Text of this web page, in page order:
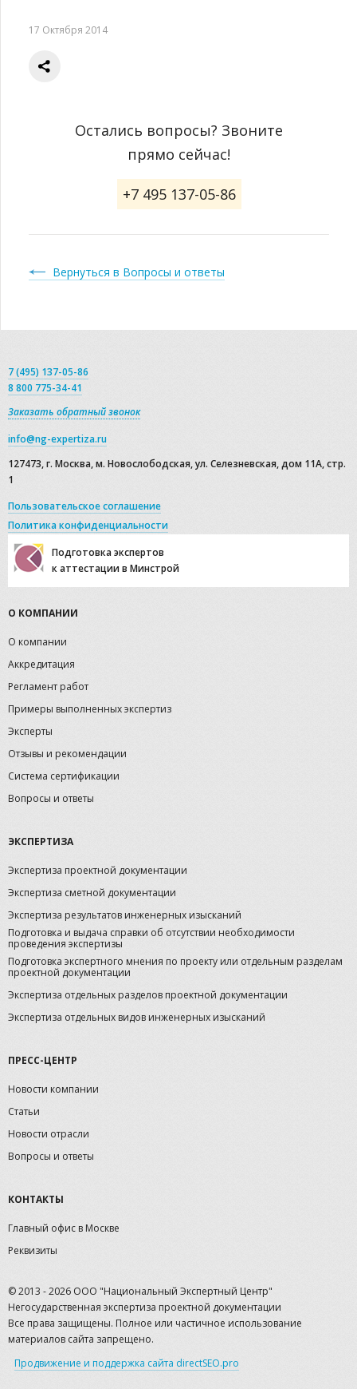
17 Октября 2014
Остались вопросы? Звоните
прямо сейчас!
+7 495 137-05-86
Вернуться в Вопросы и ответы
О КОМПАНИИ
О компании
Аккредитация
Регламент работ
Примеры выполненных экспертиз
Эксперты
Отзывы и рекомендации
Система сертификации
Вопросы и ответы
ЭКСПЕРТИЗА
Экспертиза проектной документации
Экспертиза сметной документации
Экспертиза результатов инженерных изысканий
Подготовка и выдача справки об отсутствии необходимости
проведения экспертизы
Подготовка экспертного мнения по проекту или отдельным разделам
проектной документации
Экспертиза отдельных разделов проектной документации
Экспертиза отдельных видов инженерных изысканий
ПРЕСС-ЦЕНТР
Новости компании
Статьи
Новости отрасли
Вопросы и ответы
КОНТАКТЫ
Главный офис в Москве
Реквизиты
© 2013 - 2026 ООО "Национальный Экспертный Центр"
Негосударственная экспертиза проектной документации
Все права защищены. Полное или частичное использование
материалов сайта запрещено.
7 (495) 137-05-86
8 800 775-34-41
Заказать обратный звонок
info@ng-expertiza.ru
127473, г. Москва, м. Новослободская, ул. Селезневская, дом 11А, стр.
1
Пользовательское соглашение
Политика конфиденциальности
Подготовка экспертов
к аттестации в Минстрой
Продвижение и поддержка сайта directSEO.pro